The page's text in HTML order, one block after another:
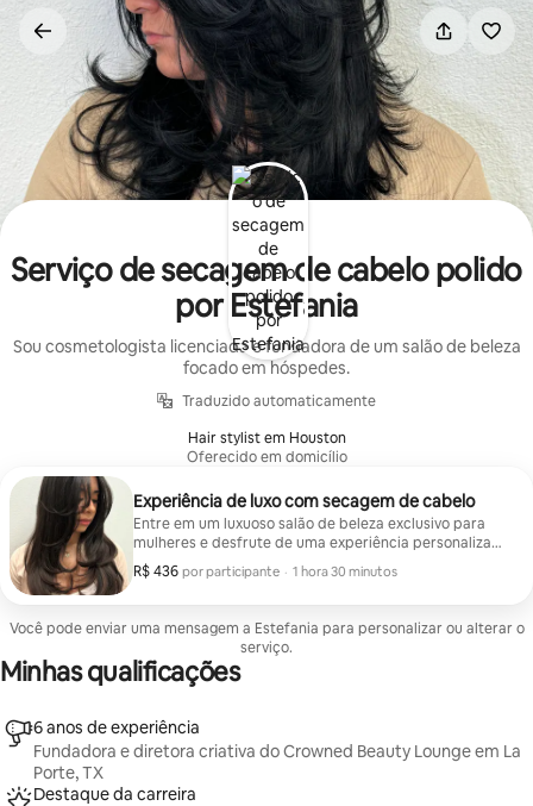
Pular
conteúdo
Serviço de secagem de cabelo polido
por Estefania
Sou cosmetologista licenciada e fundadora de um salão de beleza
focado em hóspedes.
Traduzido automaticamente
Hair stylist em Houston
Oferecido em domicílio
Experiência de luxo com secagem de cabelo
Entre em um luxuoso salão de beleza exclusivo para
mulheres e desfrute de uma experiência personalizada
de lavagem e secagem projetada para ajudá-la a
relaxar, sentir-se confiante e elegante. Sua sessão
couro cabeludo e um secador suave e volumoso para
um acabamento macio e solto (sem cachos ou
modelagem com babyliss). Esta experiência é ideal
para viajantes, ocasiões especiais ou qualquer pessoa
R$ 436 por participante
R$ 436 por participante
, · 1 hora 30 minutos
Você pode enviar uma mensagem a Estefania para personalizar ou alterar o
serviço.
Minhas qualificações
6 anos de experiência
Fundadora e diretora criativa do Crowned Beauty Lounge em La
Porte, TX
Destaque da carreira